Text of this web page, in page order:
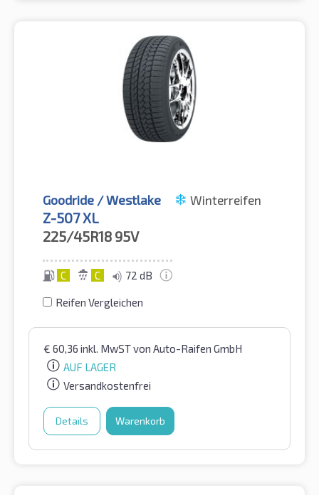
Goodride / Westlake Winterreifen
Z-507 XL
225/45R18 95V
C C 72 dB
Reifen Vergleichen
€ 60,36 inkl. MwSTvon Auto-Raifen GmbH
AUF LAGER
Versandkostenfrei
Details Warenkorb